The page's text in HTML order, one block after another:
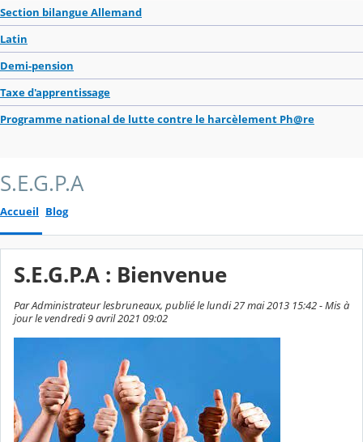
Section bilangue Allemand
Latin
Demi-pension
Taxe d'apprentissage
Programme national de lutte contre le harcèlement Ph@re
S.E.G.P.A
Accueil Blog
S.E.G.P.A : Bienvenue
Par Administrateur lesbruneaux, publié le lundi 27 mai 2013 15:42 - Mis à
jour le vendredi 9 avril 2021 09:02